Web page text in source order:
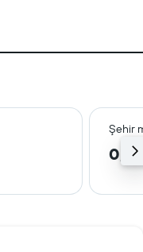
Şehir
0,9